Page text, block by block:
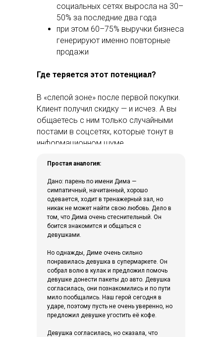
социальных сетях выросла на 30–
50% за последние два года
при этом 60–75% выручки бизнеса
генерируют именно повторные
продажи
Где теряется этот потенциал?
В «слепой зоне» после первой покупки.
Клиент получил скидку — и исчез. А вы
общаетесь с ним только случайными
постами в соцсетях, которые тонут в
информационном шуме.
Простая аналогия:
Дано: парень по имени Дима —
симпатичный, начитанный, хорошо
одевается, ходит в тренажерный зал, но
никак не может найти свою любовь. Дело в
том, что Дима очень стеснительный. Он
боится знакомится и общаться с
девушками.
Но однажды, Диме очень сильно
понравилась девушка в супермаркете. Он
собрал волю в кулак и предложил помочь
девушке донести пакеты до авто. Девушка
согласилась, они познакомились и по пути
мило пообщались. Наш герой сегодня в
ударе, поэтому пусть не очень уверенно, но
предложил девушке угостить её кофе.
Девушка согласилась, но сказала, что